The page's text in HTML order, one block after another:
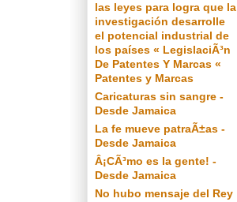
las leyes para logra que la
investigación desarrolle
el potencial industrial de
los países « LegislaciÃ³n
De Patentes Y Marcas «
Patentes y Marcas
Caricaturas sin sangre -
Desde Jamaica
La fe mueve patraÃ±as -
Desde Jamaica
Â¡CÃ³mo es la gente! -
Desde Jamaica
No hubo mensaje del Rey